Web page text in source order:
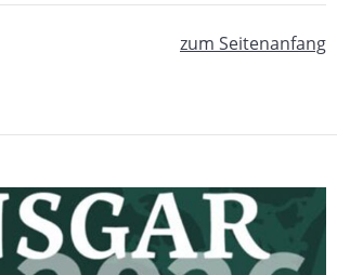
zum Seitenanfang